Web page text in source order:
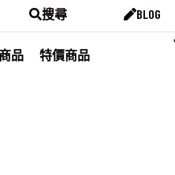
搜尋 BLOG
品 特價商品